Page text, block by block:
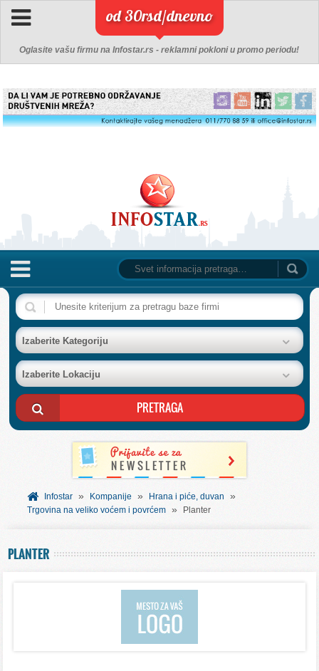
od 30rsd/dnevno
Oglasite vašu firmu na Infostar.rs - reklamni pokloni u promo periodu!
NASLOVNA
BAZA FIRMI
POSLOVNI OGLASI
AKCIJE I KATALOZI
BESPLATNI VAUČERI
SVET INFORMACIJA
Izaberite Kategoriju
Izaberite Lokaciju
Infostar » Kompanije » Hrana i piće, duvan »
Trgovina na veliko voćem i povrćem » Planter
PLANTER